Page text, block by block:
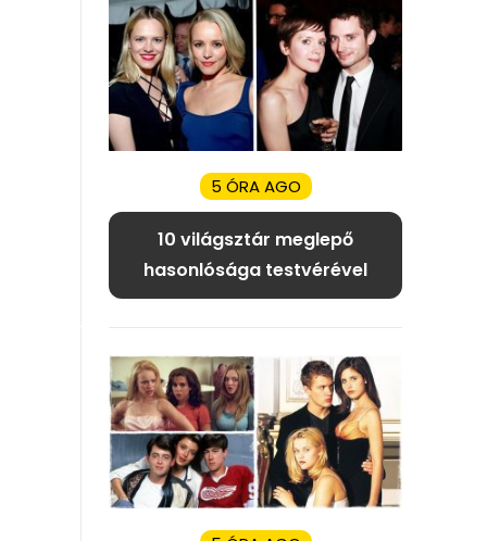
5 ÓRA AGO
10 világsztár meglepő
hasonlósága testvérével